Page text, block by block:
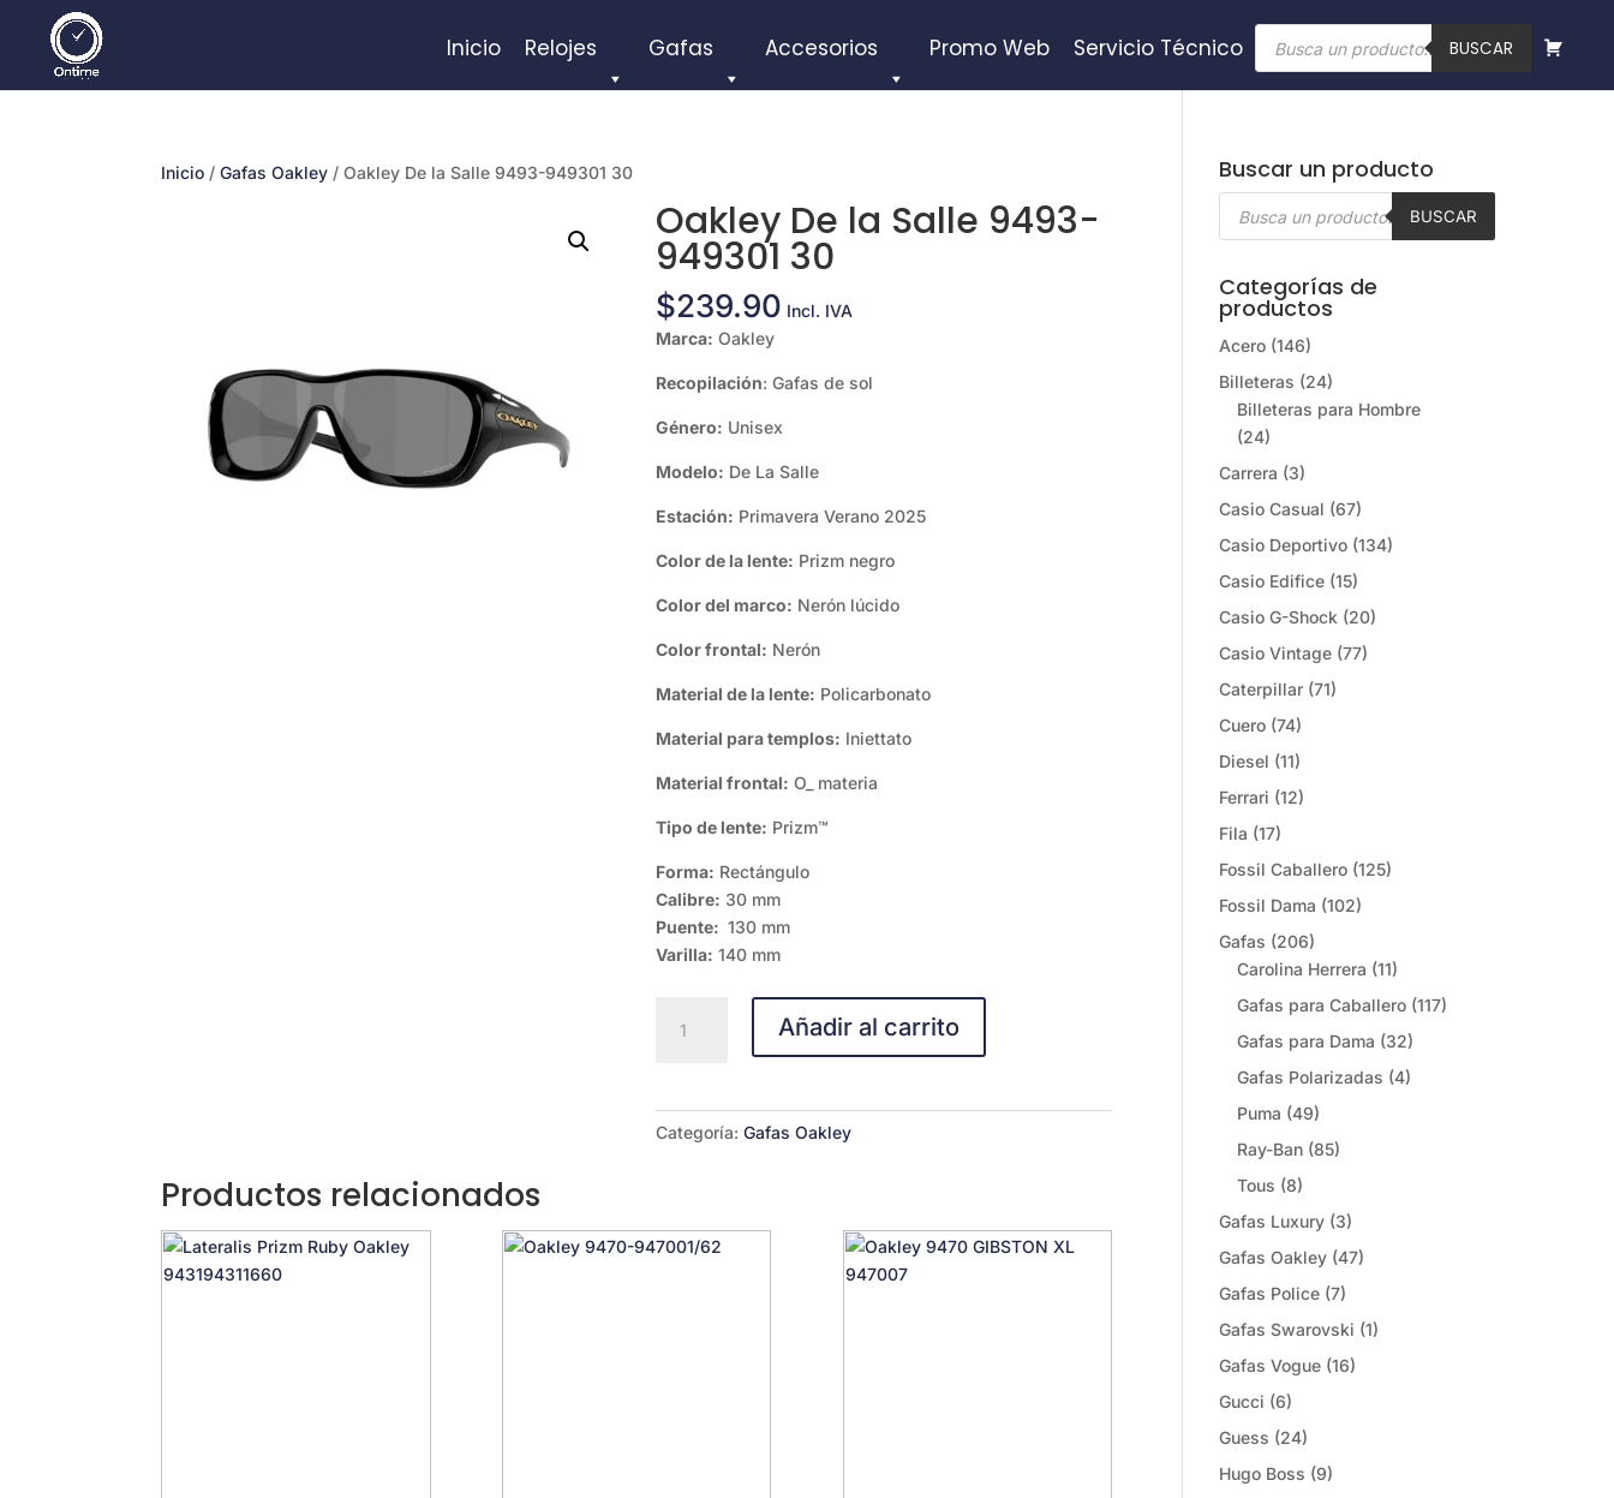
Inicio Relojes Gafas Accesorios Promo Web Servicio Técnico
Búsqueda
de
productos
BUSCAR
Inicio /Gafas Oakley / Oakley De la Salle 9493-949301 30
Oakley De la Salle 9493-
949301 30
$239.90 Incl. IVA
Marca: Oakley
Recopilación: Gafas de sol
Género: Unisex
Modelo: De La Salle
Estación: Primavera Verano 2025
Color de la lente: Prizm negro
Color del marco: Nerón lúcido
Color frontal: Nerón
Material de la lente: Policarbonato
Material para templos: Iniettato
Material frontal: O_ materia
Tipo de lente: Prizm™
Forma: Rectángulo
Calibre: 30 mm
Puente: 130 mm
Varilla: 140 mm
949301
Añadir al carrito
Categoría:Gafas Oakley
Productos relacionados
Buscar un producto
Búsqueda
BUSCAR
Categorías de
productos
Acero (146)
Billeteras (24)
Billeteras para Hombre
(24)
Carrera (3)
Casio Casual (67)
Casio Deportivo (134)
Casio Edifice (15)
Casio G-Shock (20)
Casio Vintage (77)
Caterpillar (71)
Cuero (74)
Diesel (11)
Ferrari (12)
Fila (17)
Fossil Caballero (125)
Fossil Dama (102)
Gafas (206)
Carolina Herrera (11)
Gafas para Caballero (117)
Gafas para Dama (32)
Gafas Polarizadas (4)
Puma (49)
Ray-Ban (85)
Tous (8)
Gafas Luxury (3)
Gafas Oakley (47)
Gafas Police (7)
Gafas Swarovski (1)
Gafas Vogue (16)
Gucci (6)
Guess (24)
Hugo Boss (9)